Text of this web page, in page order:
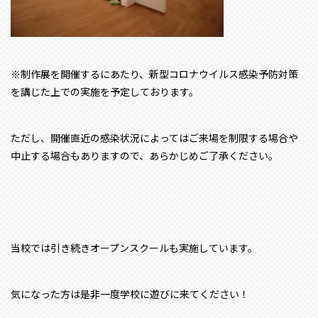
※制作展を開催するにあたり、新型コロナウイルス感染予防対策
を講じた上での実施を予定しております。
ただし、開催直近の感染状況によってはご来場を制限する場合や
中止する場合もありますので、あらかじめご了承ください。
当校では引き続きオープンスクールも実施しています。
気になった方は是非一度学校に遊びに来てください！